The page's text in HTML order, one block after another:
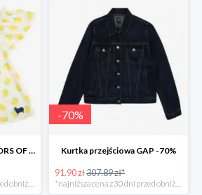
Koszulka UNITED COLORS OF BENETTON
*najniższa cena z 30 dni przed obniżką
-70%
Kurtka przejściowa GAP -70%
91.90 zł307.89 zł*
*najniższa cena z 30 dni przed obniżką